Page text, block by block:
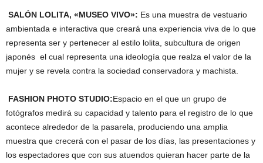
SALÓN LOLITA, «MUSEO VIVO»: Es una muestra de vestuario
ambientada e interactiva que creará una experiencia viva de lo que
representa ser y pertenecer al estilo lolita, subcultura de origen
japonés el cual representa una ideología que realza el valor de la
mujer y se revela contra la sociedad conservadora y machista.
FASHION PHOTO STUDIO:Espacio en el que un grupo de
fotógrafos medirá su capacidad y talento para el registro de lo que
acontece alrededor de la pasarela, produciendo una amplia
muestra que crecerá con el pasar de los días, las presentaciones y
los espectadores que con sus atuendos quieran hacer parte de la